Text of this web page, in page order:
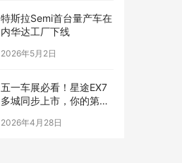
特斯拉Semi首台量产车在
内华达工厂下线
2026年5月2日
五一车展必看！星途EX7
多城同步上市，你的第一
2026年4月28日